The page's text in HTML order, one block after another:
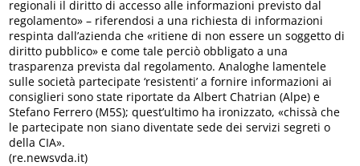
regionali il diritto di accesso alle informazioni previsto dal
regolamento» – riferendosi a una richiesta di informazioni
respinta dall’azienda che «ritiene di non essere un soggetto di
diritto pubblico» e come tale perciò obbligato a una
trasparenza prevista dal regolamento. Analoghe lamentele
sulle società partecipate ‘resistenti’ a fornire informazioni ai
consiglieri sono state riportate da Albert Chatrian (Alpe) e
Stefano Ferrero (M5S); quest’ultimo ha ironizzato, «chissà che
le partecipate non siano diventate sede dei servizi segreti o
della CIA».
(re.newsvda.it)